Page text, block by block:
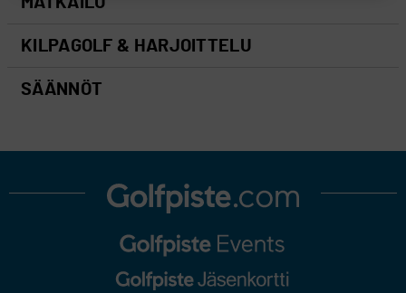
KILPAGOLF & HARJOITTELU
SÄÄNNÖT